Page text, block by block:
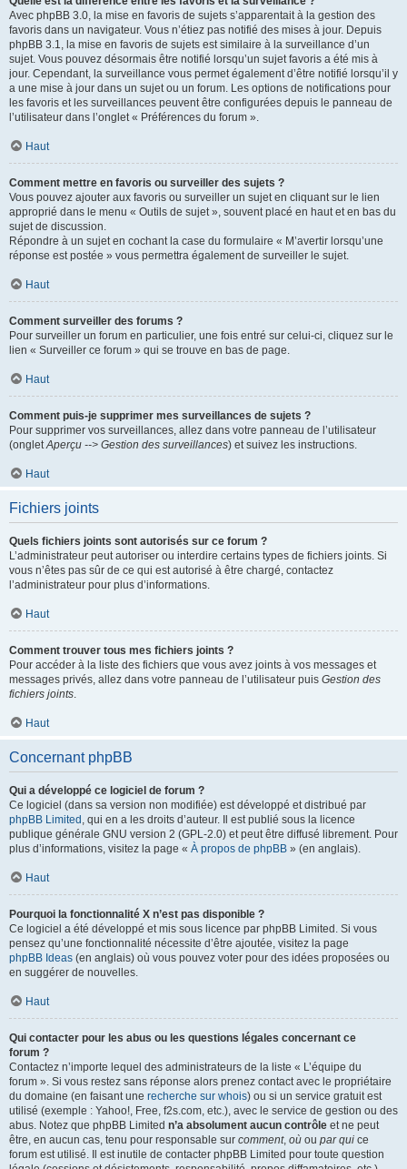
Avec phpBB 3.0, la mise en favoris de sujets s’apparentait à la gestion des
favoris dans un navigateur. Vous n’étiez pas notifié des mises à jour. Depuis
phpBB 3.1, la mise en favoris de sujets est similaire à la surveillance d’un
sujet. Vous pouvez désormais être notifié lorsqu’un sujet favoris a été mis à
jour. Cependant, la surveillance vous permet également d’être notifié lorsqu’il y
a une mise à jour dans un sujet ou un forum. Les options de notifications pour
les favoris et les surveillances peuvent être configurées depuis le panneau de
l’utilisateur dans l’onglet « Préférences du forum ».
Haut
Comment mettre en favoris ou surveiller des sujets ?
Vous pouvez ajouter aux favoris ou surveiller un sujet en cliquant sur le lien
approprié dans le menu « Outils de sujet », souvent placé en haut et en bas du
sujet de discussion.
Répondre à un sujet en cochant la case du formulaire « M’avertir lorsqu’une
réponse est postée » vous permettra également de surveiller le sujet.
Haut
Comment surveiller des forums ?
Pour surveiller un forum en particulier, une fois entré sur celui-ci, cliquez sur le
lien « Surveiller ce forum » qui se trouve en bas de page.
Haut
Comment puis-je supprimer mes surveillances de sujets ?
Pour supprimer vos surveillances, allez dans votre panneau de l’utilisateur
(ongletAperçu --> Gestion des surveillances) et suivez les instructions.
Haut
Fichiers joints
Quels fichiers joints sont autorisés sur ce forum ?
L’administrateur peut autoriser ou interdire certains types de fichiers joints. Si
vous n’êtes pas sûr de ce qui est autorisé à être chargé, contactez
l’administrateur pour plus d’informations.
Haut
Comment trouver tous mes fichiers joints ?
Pour accéder à la liste des fichiers que vous avez joints à vos messages et
messages privés, allez dans votre panneau de l’utilisateur puis Gestion des
fichiers joints.
Haut
Concernant phpBB
Qui a développé ce logiciel de forum ?
Ce logiciel (dans sa version non modifiée) est développé et distribué par
phpBB Limited , qui en a les droits d’auteur. Il est publié sous la licence
publique générale GNU version 2 (GPL-2.0) et peut être diffusé librement. Pour
plus d’informations, visitez la page « À propos de phpBB » (en anglais).
Haut
Pourquoi la fonctionnalité X n’est pas disponible ?
Ce logiciel a été développé et mis sous licence par phpBB Limited. Si vous
pensez qu’une fonctionnalité nécessite d’être ajoutée, visitez la page
phpBB Ideas (en anglais) où vous pouvez voter pour des idées proposées ou
en suggérer de nouvelles.
Haut
Qui contacter pour les abus ou les questions légales concernant ce
forum ?
Contactez n’importe lequel des administrateurs de la liste « L’équipe du
forum ». Si vous restez sans réponse alors prenez contact avec le propriétaire
du domaine (en faisant une recherche sur whois) ou si un service gratuit est
utilisé (exemple : Yahoo!, Free, f2s.com, etc.), avec le service de gestion ou des
abus. Notez que phpBB Limited n’a absolument aucun contrôle et ne peut
être, en aucun cas, tenu pour responsable sur comment, où ou par qui ce
forum est utilisé. Il est inutile de contacter phpBB Limited pour toute question